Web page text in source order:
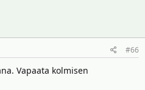
#66
Vapaata kolmisen